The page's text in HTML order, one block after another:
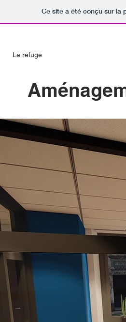
Ce site a été conçu sur la
Le refuge